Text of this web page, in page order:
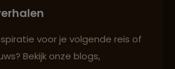
reisroutes
voor je volgende reis of
Bekijk onze blogs,